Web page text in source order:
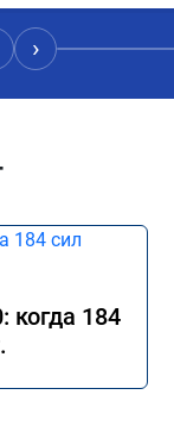
›
когда 184